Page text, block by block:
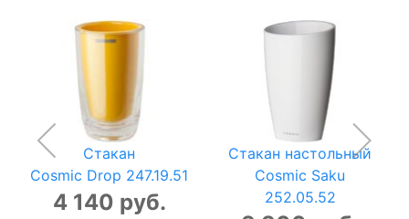
Стакан
Cosmic Drop 247.19.51
4 140 руб.
Стакан настольный
Cosmic Saku
252.05.52